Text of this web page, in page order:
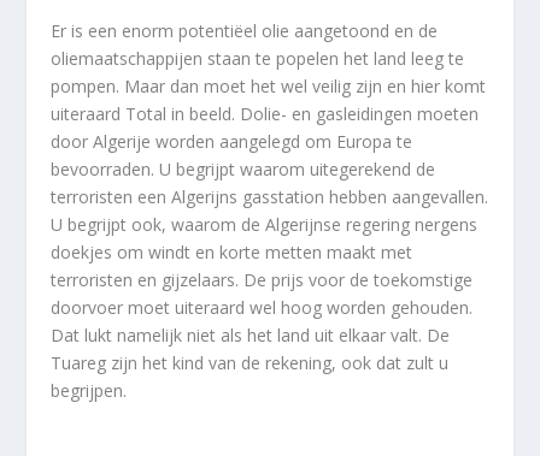
Er is een enorm potentiëel olie aangetoond en de
oliemaatschappijen staan te popelen het land leeg te
pompen. Maar dan moet het wel veilig zijn en hier komt
uiteraard Total in beeld. Dolie- en gasleidingen moeten
door Algerije worden aangelegd om Europa te
bevoorraden. U begrijpt waarom uitegerekend de
terroristen een Algerijns gasstation hebben aangevallen.
U begrijpt ook, waarom de Algerijnse regering nergens
doekjes om windt en korte metten maakt met
terroristen en gijzelaars. De prijs voor de toekomstige
doorvoer moet uiteraard wel hoog worden gehouden.
Dat lukt namelijk niet als het land uit elkaar valt. De
Tuareg zijn het kind van de rekening, ook dat zult u
begrijpen.